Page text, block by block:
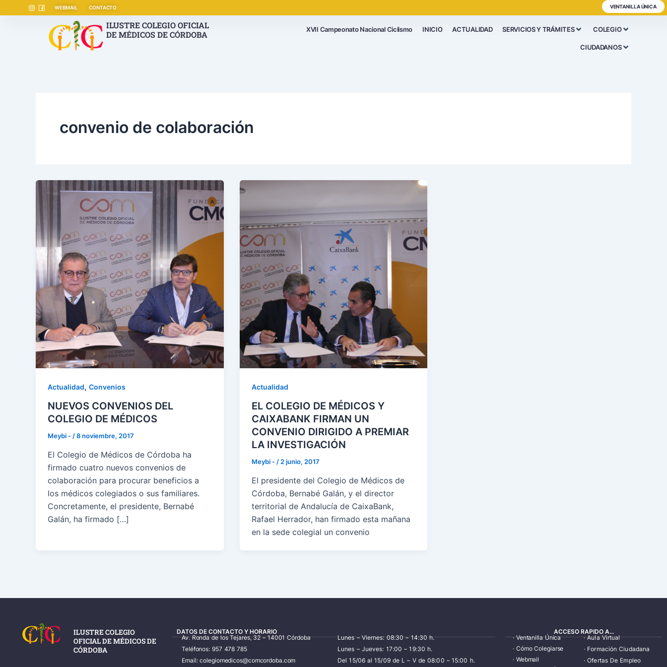
WEBMAIL CONTACTO VENTANILLA ÚNICA
ILUSTRE COLEGIO OFICIAL
DE MÉDICOS DE CÓRDOBA
XVII Campeonato Nacional Ciclismo INICIO ACTUALIDAD SERVICIOS Y TRÁMITES COLEGIO
CIUDADANOS
convenio de colaboración
Actualidad, Convenios
NUEVOS CONVENIOS DEL
COLEGIO DE MÉDICOS
Meybi -/8 noviembre, 2017
El Colegio de Médicos de Córdoba ha
firmado cuatro nuevos convenios de
colaboración para procurar beneficios a
los médicos colegiados o sus familiares.
Concretamente, el presidente, Bernabé
Galán, ha firmado […]
Actualidad
EL COLEGIO DE MÉDICOS Y
CAIXABANK FIRMAN UN
CONVENIO DIRIGIDO A PREMIAR
LA INVESTIGACIÓN
Meybi -/2 junio, 2017
El presidente del Colegio de Médicos de
Córdoba, Bernabé Galán, y el director
territorial de Andalucía de CaixaBank,
Rafael Herrador, han firmado esta mañana
en la sede colegial un convenio
ILUSTRE COLEGIO
OFICIAL DE MÉDICOS DE
CÓRDOBA
DATOS DE CONTACTO Y HORARIO
Av. Ronda de los Tejares, 32 – 14001 Córdoba
Teléfonos: 957 478 785
Email: colegiomedicos@comcordoba.com
Lunes – Viernes: 08:30 – 14:30 h.
Lunes – Jueves: 17:00 – 19:30 h.
Del 15/06 al 15/09 de L – V de 08:00 – 15:00 h.
ACCESO RAPIDO A...
·Ventanilla Única
· Cómo Colegiarse
· Webmail
·Aula Virtual
· Formación Ciudadana
·Ofertas De Empleo